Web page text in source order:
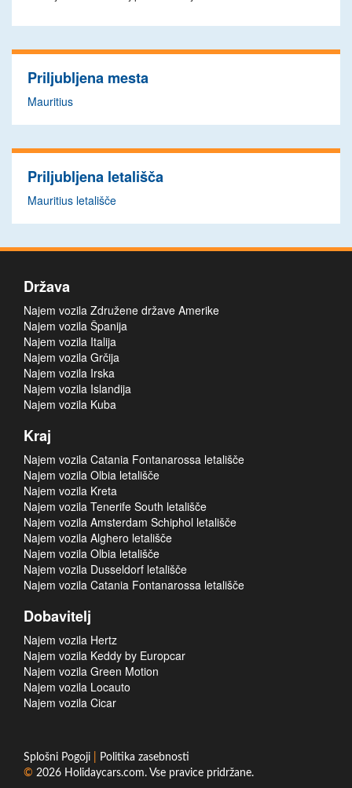
Priljubljena mesta
Mauritius
Priljubljena letališča
Mauritius letališče
Država
Najem vozila Združene države Amerike
Najem vozila Španija
Najem vozila Italija
Najem vozila Grčija
Najem vozila Irska
Najem vozila Islandija
Najem vozila Kuba
Kraj
Najem vozila Catania Fontanarossa letališče
Najem vozila Olbia letališče
Najem vozila Kreta
Najem vozila Tenerife South letališče
Najem vozila Amsterdam Schiphol letališče
Najem vozila Alghero letališče
Najem vozila Olbia letališče
Najem vozila Dusseldorf letališče
Najem vozila Catania Fontanarossa letališče
Dobavitelj
Najem vozila Hertz
Najem vozila Keddy by Europcar
Najem vozila Green Motion
Najem vozila Locauto
Najem vozila Cicar
Splošni Pogoji
Politika zasebnosti
© 2026 Holidaycars.com. Vse pravice pridržane.